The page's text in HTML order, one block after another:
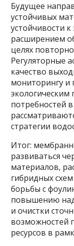
Будущее
устойчивых
устойчивости
расширением
целях
Регуляторные
качество
мониторингу и
экологическим
потребностей
стратегии
Итог:
развиваться
материалов,
гибридных
борьбы с
повышению
и очистки
возможностей
ресурсов в